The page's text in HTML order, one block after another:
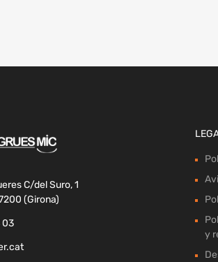
C/del Suro, 1
(Girona)
03
y